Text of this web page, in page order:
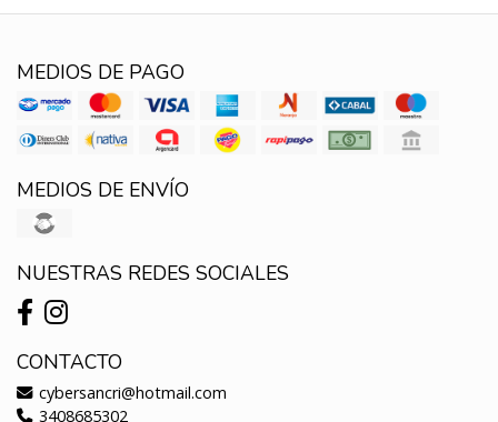
MEDIOS DE PAGO
MEDIOS DE ENVÍO
NUESTRAS REDES SOCIALES
CONTACTO
cybersancri@hotmail.com
3408685302